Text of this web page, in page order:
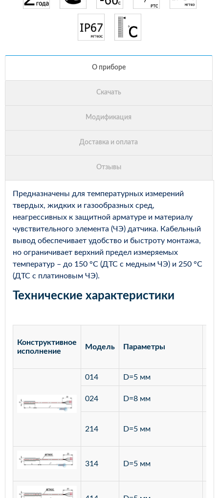
Предназначены для температурных измерений
твердых, жидких и газообразных сред,
неагрессивных к защитной арматуре и материалу
чувствительного элемента (ЧЭ) датчика. Кабельный
вывод обеспечивает удобство и быстроту монтажа,
но ограничивает верхний предел измеряемых
температур – до 150 °С (ДТС с медным ЧЭ) и 250 °С
(ДТС с платиновым ЧЭ).
Технические характеристики
Конструктивное
исполнение
Модель Параметры
014 D=5 мм
024 D=8 мм
214 D=5 мм
314 D=5 мм